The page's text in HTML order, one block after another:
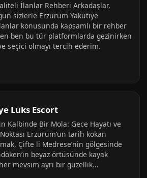
İlanlar Rehberi Arkadaşlar,
sizlerle Erzurum Yakutiye
konusunda kapsamlı bir rehber
ben bu tür platformlarda gezinirken
seçici olmayı tercih ederim.
Luks Escort
Kalbinde Bir Mola: Gece Hayatı ve
Erzurum’un tarih kokan
Çifte li Medrese’nin gölgesinde
beyaz örtüsünde kayak
mevsim ayrı bir güzellik...